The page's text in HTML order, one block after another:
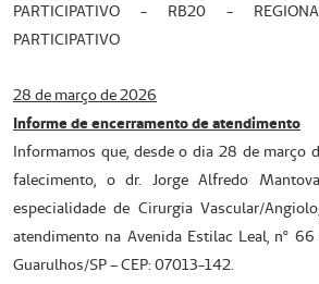
PARTICIPATIVO - RB20 -
PARTICIPATIVO
28 de março de 2026
Informe de encerramento de atendimento
Informamos que, desde o dia 28 de março
falecimento, o dr. Jorge Alfredo
especialidade de Cirurgia Vascular/
atendimento na Avenida Estilac Leal, nº
Guarulhos/SP – CEP: 07013-142.